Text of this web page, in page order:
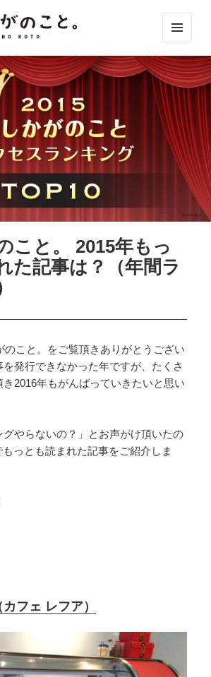
ーとウ
ィジェ
ット
こと。 2015年もっ
た記事は？（年間ラ
のこと。をご覧頂きありがとうござい
を発行できなかった年ですが、たくさ
き2016年もがんばっていきたいと思い
グやらないの？」とお声がけ頂いたの
っとも読まれた記事をご紹介しま
フェ レフア）